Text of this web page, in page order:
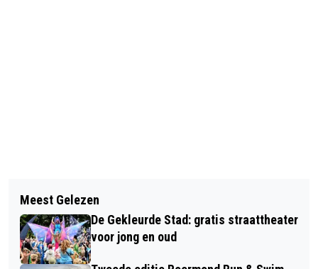
RISICO OP NATUURBRAND VERHOOGD
ROERMOND ZET CONCRETE STAPPEN
IN DUURZAAMHEIDSPROGRAMMA
Meest Gelezen
De Gekleurde Stad: gratis straattheater
voor jong en oud